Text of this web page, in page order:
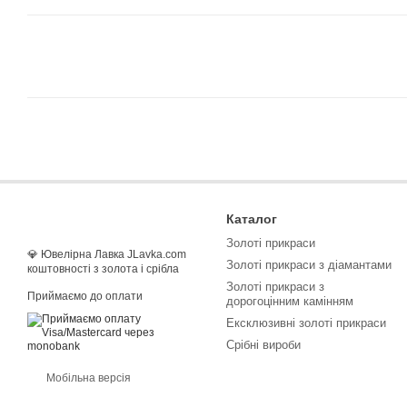
💎 Ювелірна Лавка JLavka.com
коштовності з золота і срібла
Приймаємо до оплати
Мобільна версія
Каталог
Золоті прикраси
Золоті прикраси з діамантами
Золоті прикраси з
дорогоцінним камінням
Ексклюзивні золоті прикраси
Срібні вироби